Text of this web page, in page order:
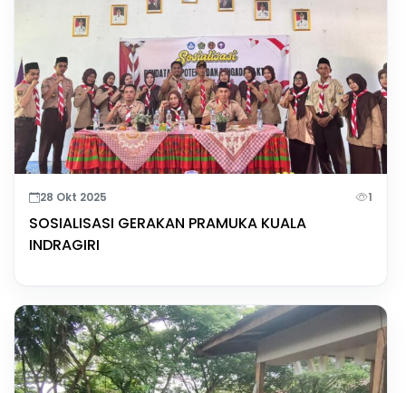
28 Okt 2025 1
SOSIALISASI GERAKAN PRAMUKA KUALA
INDRAGIRI